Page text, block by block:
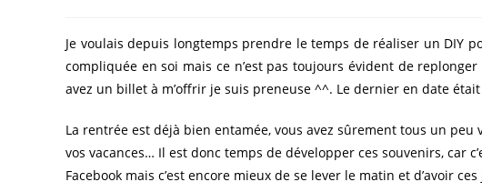
Je voulais depuis longtemps prendre le temps de réaliser un DIY
compliquée en soi mais ce n’est pas toujours évident de
avez un billet à m’offrir je suis preneuse ^^. Le dernier en date
La rentrée est déjà bien entamée, vous avez sûrement tous un
vos vacances… Il est donc temps de développer ces souvenirs, car
Facebook mais c’est encore mieux de se lever le matin et d’avoir